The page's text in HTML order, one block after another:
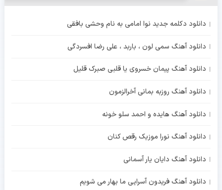
دانلود دکلمه جدید نوا امامی به نام وحشی بافقی
دانلود آهنگ سمی لون ، باربد ، علی رضا افسردگی
دانلود آهنگ پیمان خسروی یا قلبی صبرک قلیل
دانلود آهنگ روزبه بمانی آخرالزمون
دانلود آهنگ هایده و احمد سلو خونه
دانلود آهنگ نورا موزیک رقص کنان
دانلود آهنگ دایان یار آسمانی
دانلود آهنگ فریدون آسرایی ما بهار می شویم